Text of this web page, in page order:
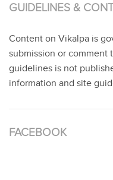
GUIDELINES &
Content on Vikalpa is
submission or comment
guidelines is not
information and site
FACEBOOK